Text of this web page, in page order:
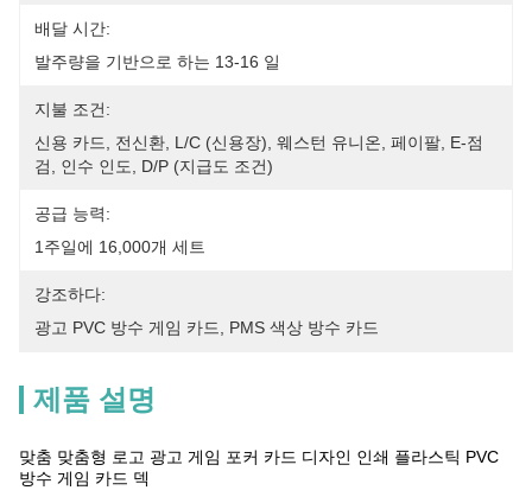
배달 시간:
발주량을 기반으로 하는 13-16 일
지불 조건:
신용 카드, 전신환, L/C (신용장), 웨스턴 유니온, 페이팔, E-점
검, 인수 인도, D/P (지급도 조건)
공급 능력:
1주일에 16,000개 세트
강조하다:
광고 PVC 방수 게임 카드
PMS 색상 방수 카드
제품 설명
맞춤 맞춤형 로고 광고 게임 포커 카드 디자인 인쇄 플라스틱 PVC
방수 게임 카드 덱